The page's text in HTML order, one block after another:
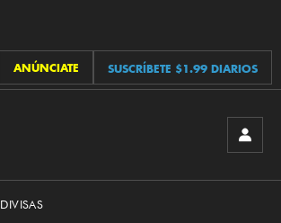
ANÚNCIATE SUSCRÍBETE $1.99 DIARIOS
DIVISAS